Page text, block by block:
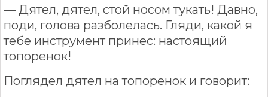
— Дятел, дятел, стой носом тукать! Давно,
поди, голова разболелась. Гляди, какой я
тебе инструмент принес: настоящий
топоренок!
Поглядел дятел на топоренок и говорит: